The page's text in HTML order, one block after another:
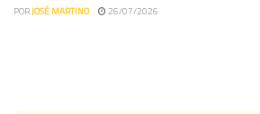
PORJOSÉ MARTINO 26/07/2026